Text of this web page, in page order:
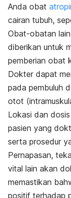
Anda obat
cairan tubuh,
Obat-obatan
diberikan untuk
pemberian obat
Dokter dapat
pada pembuluh
otot
Lokasi dan
pasien yang
serta prosedur
Pernapasan,
vital lain akan
memastikan
positif terhadap